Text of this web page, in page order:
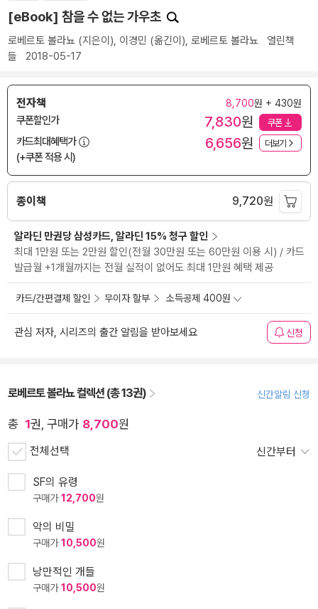
[eBook] 참을 수 없는 가우초
로베르토 볼라뇨 (지은이), 이경민 (옮긴이), 로베르토 볼라뇨
열린책
들 2018-05-17
전자책 8,700원 + 430원
쿠폰할인가 7,830원 쿠폰
카드최대혜택가
(+쿠폰 적용 시)
6,656원 더보기
종이책 9,720원
알라딘 만권당 삼성카드, 알라딘 15% 청구 할인
최대 1만원 또는 2만원 할인(전월 30만원 또는 60만원 이용 시) / 카드
발급월 +1개월까지는 전월 실적이 없어도 최대 1만원 혜택 제공
카드/간편결제 할인 무이자 할부 소득공제 400원
관심 저자, 시리즈의 출간 알림을 받아보세요 신청
로베르토 볼라뇨 컬렉션 (총 13권) 신간알림 신청
총 1권, 구매가 8,700원
전체선택 신간부터
SF의 유령
구매가12,700원
악의 비밀
구매가10,500원
낭만적인 개들
구매가10,500원